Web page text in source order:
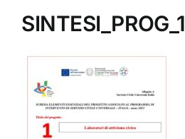
SINTESI_PROG_1